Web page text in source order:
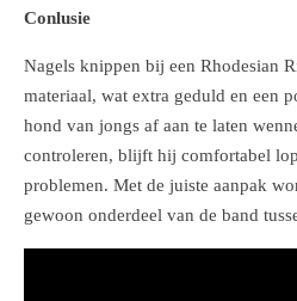
Conlusie
Nagels knippen bij een Rhodesian
materiaal, wat extra geduld en een
hond van jongs af aan te laten
controleren, blijft hij comfortabel
problemen. Met de juiste aanpak
gewoon onderdeel van de band